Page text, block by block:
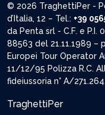
© 2026 TraghettiPer -
d’Italia, 12 – Tel.: +39
da Penta srl - C.F. e P.I.
88563 del 21.11.1989 –
Europei Tour Operator
11/12/95 Polizza R.C.
fideiussoria n° A/
TraghettiPer